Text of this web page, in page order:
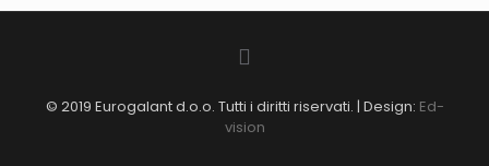
© 2019 Eurogalant d.o.o. Tutti i diritti riservati. | Design: Ed-
vision